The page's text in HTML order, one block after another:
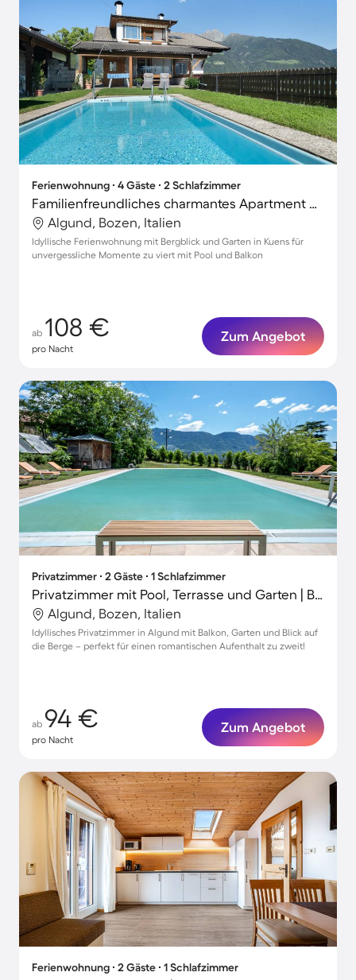
Ferienwohnung ∙ 4 Gäste ∙ 2 Schlafzimmer
Familienfreundliches charmantes Apartment mit Pool, Garten und Grill | Gartenblick
Algund, Bozen, Italien
Idyllische Ferienwohnung mit Bergblick und Garten in Kuens für
unvergessliche Momente zu viert mit Pool und Balkon
ab 108 €
pro Nacht
Zum Angebot
Privatzimmer ∙ 2 Gäste ∙ 1 Schlafzimmer
Privatzimmer mit Pool, Terrasse und Garten | Bergblick
Algund, Bozen, Italien
Idyllisches Privatzimmer in Algund mit Balkon, Garten und Blick auf
die Berge – perfekt für einen romantischen Aufenthalt zu zweit!
ab 94 €
pro Nacht
Zum Angebot
Ferienwohnung ∙ 2 Gäste ∙ 1 Schlafzimmer